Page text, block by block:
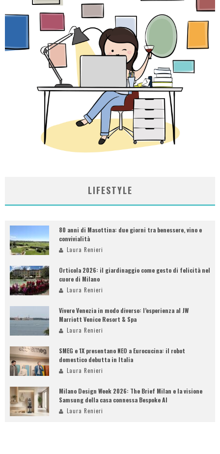
LIFESTYLE
80 anni di Masottina: due giorni tra benessere, vino e
convivialità
Laura Renieri
Orticola 2026: il giardinaggio come gesto di felicità nel
cuore di Milano
Laura Renieri
Vivere Venezia in modo diverso: l’esperienza al JW
Marriott Venice Resort & Spa
Laura Renieri
SMEG e 1X presentano NEO a Eurocucina: il robot
domestico debutta in Italia
Laura Renieri
Milano Design Week 2026: The Brief Milan e la visione
Samsung della casa connessa Bespoke AI
Laura Renieri